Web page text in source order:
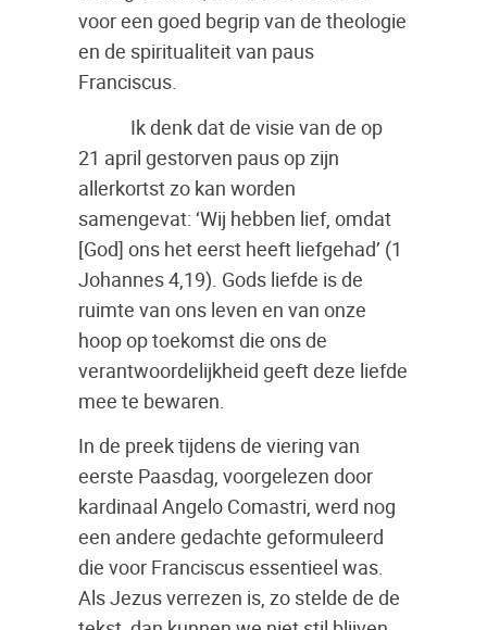
voor een goed begrip van de theologie
en de spiritualiteit van paus
Franciscus.
Ik denk dat de visie van de op
21 april gestorven paus op zijn
allerkortst zo kan worden
samengevat: ‘Wij hebben lief, omdat
[God] ons het eerst heeft liefgehad’ (1
Johannes 4,19). Gods liefde is de
ruimte van ons leven en van onze
hoop op toekomst die ons de
verantwoordelijkheid geeft deze liefde
mee te bewaren.
In de preek tijdens de viering van
eerste Paasdag, voorgelezen door
kardinaal Angelo Comastri, werd nog
een andere gedachte geformuleerd
die voor Franciscus essentieel was.
Als Jezus verrezen is, zo stelde de de